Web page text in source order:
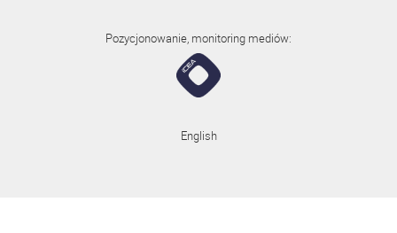
Pozycjonowanie, monitoring mediów:
English